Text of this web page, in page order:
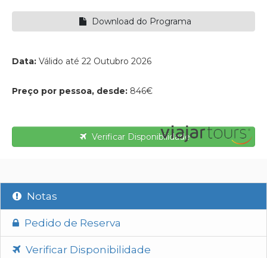
Download do Programa
Data: Válido até 22 Outubro 2026
Preço por pessoa, desde: 846€
Verificar Disponibilidade
Notas
Pedido de Reserva
Verificar Disponibilidade